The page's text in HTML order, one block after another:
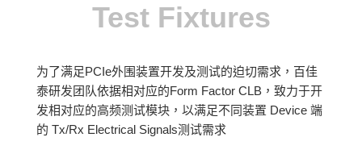
Test Fixtures
为了满足PCIe外围装置开发及测试的迫切需求，百佳
泰研发团队依据相对应的Form Factor CLB，致力于开
发相对应的高频测试模块，以满足不同装置 Device 端
的 Tx/Rx Electrical Signals测试需求